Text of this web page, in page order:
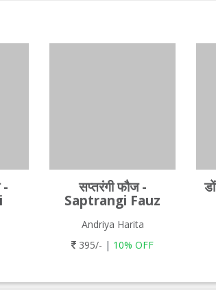
- सप्तरंगी फौज -
Saptrangi Fauz
Andriya Harita
395/- | 10% OFF